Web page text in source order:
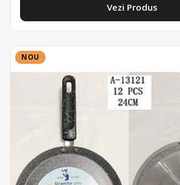
Vezi Produs
NOU
NOU